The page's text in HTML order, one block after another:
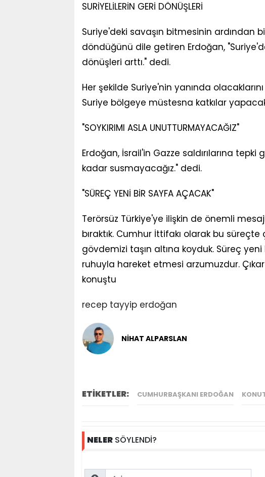
SURİYELİLERİN GERİ DÖNÜŞLERİ
Suriye'deki savaşın bitmesinin ardından
döndüğünü dile getiren Erdoğan,
dönüşleri arttı." dedi.
Her şekilde Suriye'nin yanında
Suriye bölgeye müstesna katkılar
"SOYKIRIMI ASLA UNUTTURMAYACAĞIZ"
Erdoğan, İsrail'in Gazze saldırılarına
kadar susmayacağız." dedi.
"SÜREÇ YENİ BİR SAYFA AÇACAK"
Terörsüz Türkiye'ye ilişkin de önemli
bıraktık. Cumhur İttifakı olarak bu
gövdemizi taşın altına koyduk. Süreç
ruhuyla hareket etmesi arzumuzdur.
konuştu
recep tayyip erdoğan
NİHAT ALPARSLAN
ETİKETLER: CUMHURBAŞKANI ERDOĞAN
NELER SÖYLENDİ?
Name